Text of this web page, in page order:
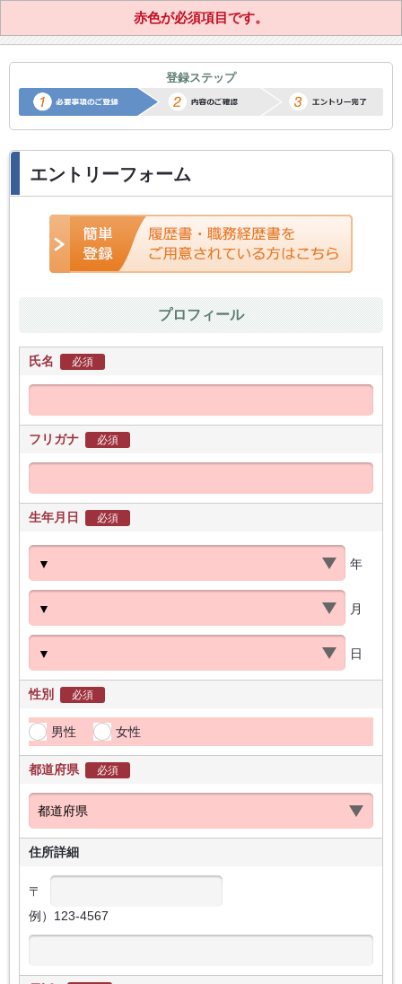
正社員転職サポートエントリー
登録ステップ
エントリーフォーム
プロフィール
氏名 必須
フリガナ 必須
生年月日 必須
年
月
日
性別 必須
男性 女性
都道府県 必須
住所詳細
〒
例）123-4567
赤色が必須項目です。